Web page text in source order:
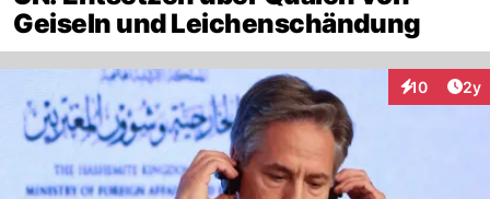
Geiseln und Leichenschändung
10 2y